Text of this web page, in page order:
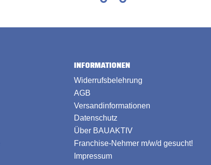
INFORMATIONEN
Widerrufsbelehrung
AGB
Versandinformationen
Datenschutz
Über BAUAKTIV
Franchise-Nehmer m/w/d gesucht!
Impressum